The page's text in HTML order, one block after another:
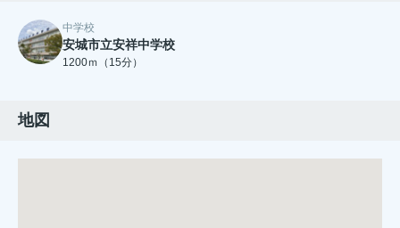
中学校
安城市立安祥中学校
1200ｍ（15分）
地図